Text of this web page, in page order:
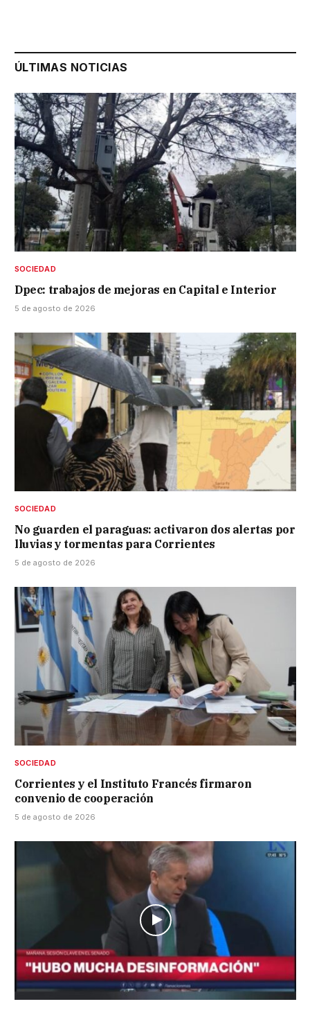
ÚLTIMAS NOTICIAS
SOCIEDAD
Dpec: trabajos de mejoras en Capital e Interior
5 de agosto de 2026
SOCIEDAD
No guarden el paraguas: activaron dos alertas por
lluvias y tormentas para Corrientes
5 de agosto de 2026
SOCIEDAD
Corrientes y el Instituto Francés firmaron
convenio de cooperación
5 de agosto de 2026